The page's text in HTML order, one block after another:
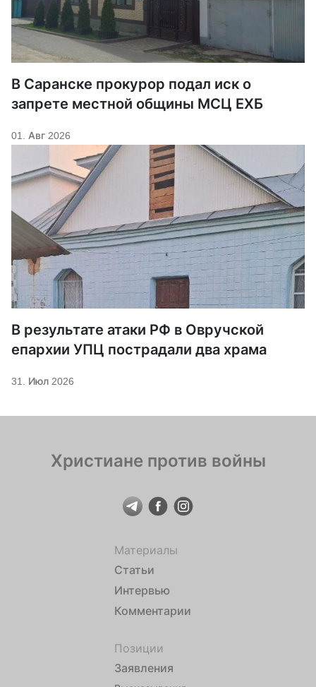
В Саранске прокурор подал иск о
запрете местной общины МСЦ ЕХБ
01. Авг 2026
В результате атаки РФ в Овручской
епархии УПЦ пострадали два храма
31. Июл 2026
Христиане против войны
Материалы
Статьи
Интервью
Комментарии
Позиции
Заявления